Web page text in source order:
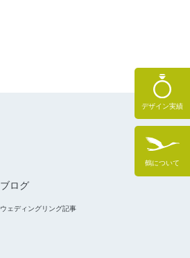
デザイン実績
鶴について
ブログ
ウェディングリング記事